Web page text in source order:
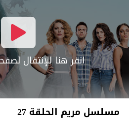
انقر هنا للإنتقال
مسلسل مريم الحلقة 27